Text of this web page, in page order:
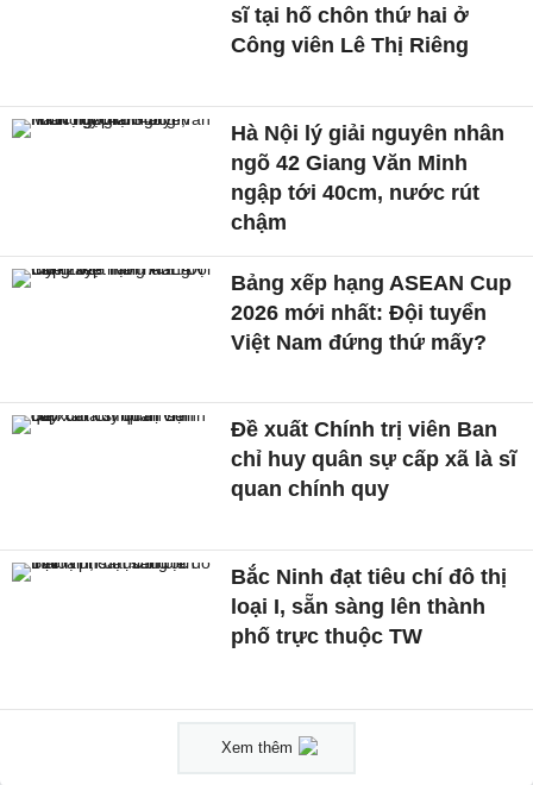
sĩ tại hố chôn thứ hai ở
Công viên Lê Thị Riêng
Hà Nội lý giải nguyên nhân
ngõ 42 Giang Văn Minh
ngập tới 40cm, nước rút
chậm
Bảng xếp hạng ASEAN Cup
2026 mới nhất: Đội tuyển
Việt Nam đứng thứ mấy?
Đề xuất Chính trị viên Ban
chỉ huy quân sự cấp xã là sĩ
quan chính quy
Bắc Ninh đạt tiêu chí đô thị
loại I, sẵn sàng lên thành
phố trực thuộc TW
Xem thêm